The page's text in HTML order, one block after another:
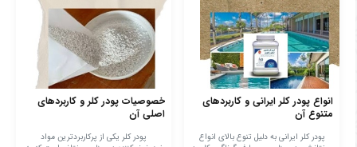
انواع پودر کلر ایرانی و کاربردهای
متنوع آن
پودر کلر ایرانی به دلیل تنوع بالای انواع
خصوصیات پودر کلر و کاربردهای
اصلی آن
پودر کلر یکی از پرکاربردترین مواد